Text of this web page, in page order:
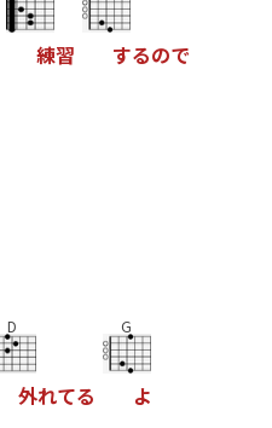
練習 するので
D
外れてる
G
よ